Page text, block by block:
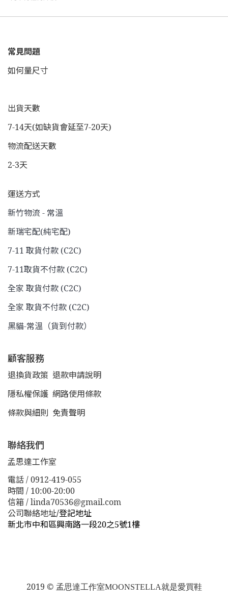
常見問題
如何量尺寸
出貨天數
7-14天(如缺貨會延至7-20天)
物流配送天數
2-3天
運送方式
新竹物流 - 常溫
新瑞宅配(純宅配)
7-11 取貨付款 (C2C)
7-11取貨不付款 (C2C)
全家 取貨付款 (C2C)
全家 取貨不付款 (C2C)
黑貓-常溫（貨到付款）
顧客服務
退換貨政策 退款申請說明
隱私權保護 網路使用條款
條款與細則 免責聲明
聯絡我們
孟思達工作室
電話 / 0912-419-055
時間 / 10:00-20:00
信箱 / linda70536@gmail.com
公司聯絡地址/登記地址
新北市中和區興南路一段20之5號1樓
2019 © 孟思達工作室MOONSTELLA就是愛買鞋